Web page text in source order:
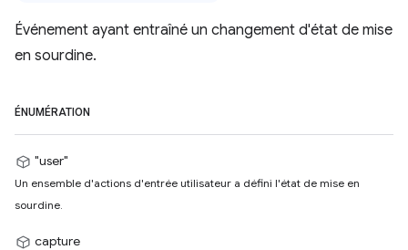
Événement ayant entraîné un changement d'état de mise
en sourdine.
ÉNUMÉRATION
"user"
Un ensemble d'actions d'entrée utilisateur a défini l'état de mise en
sourdine.
capture